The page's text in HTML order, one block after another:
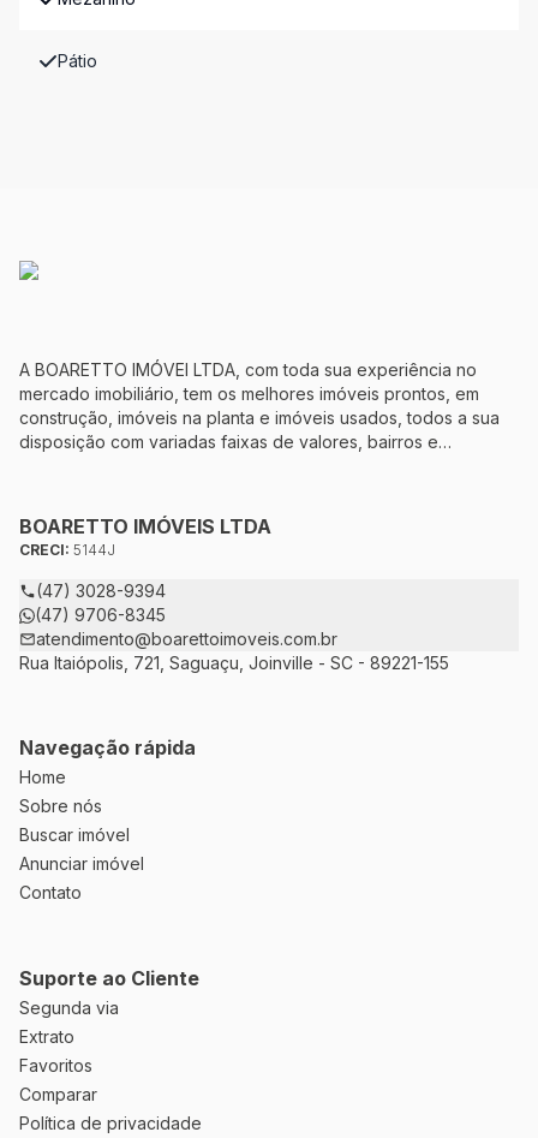
Pátio
A BOARETTO IMÓVEI LTDA, com toda sua experiência no
mercado imobiliário, tem os melhores imóveis prontos, em
construção, imóveis na planta e imóveis usados, todos a sua
disposição com variadas faixas de valores, bairros e
ao CRECI-5144J – estarão sempre prontos para responder-lhe
todas as suas dúvidas sobre casas, apartamentos, terrenos,
salas comerciais e outros produtos imobiliários.
BOARETTO IMÓVEIS LTDA
CRECI: 5144J
(47) 3028-9394
(47) 9706-8345
atendimento@boarettoimoveis.com.br
Rua Itaiópolis, 721, Saguaçu, Joinville - SC - 89221-155
Navegação rápida
Home
Sobre nós
Buscar imóvel
Anunciar imóvel
Contato
Suporte ao Cliente
Segunda via
Extrato
Favoritos
Comparar
Política de privacidade